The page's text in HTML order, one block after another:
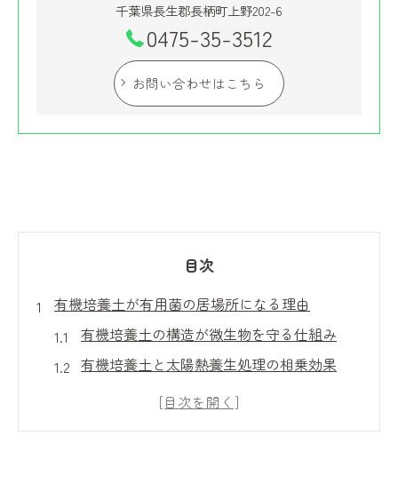
千葉県長生郡長柄町上野202-6
0475-35-3512
お問い合わせはこちら
目次
有機培養土が有用菌の居場所になる理由
有機培養土の構造が微生物を守る仕組み
有機培養土と太陽熱養生処理の相乗効果
有機培養土内で有用菌が繁栄する条件とは